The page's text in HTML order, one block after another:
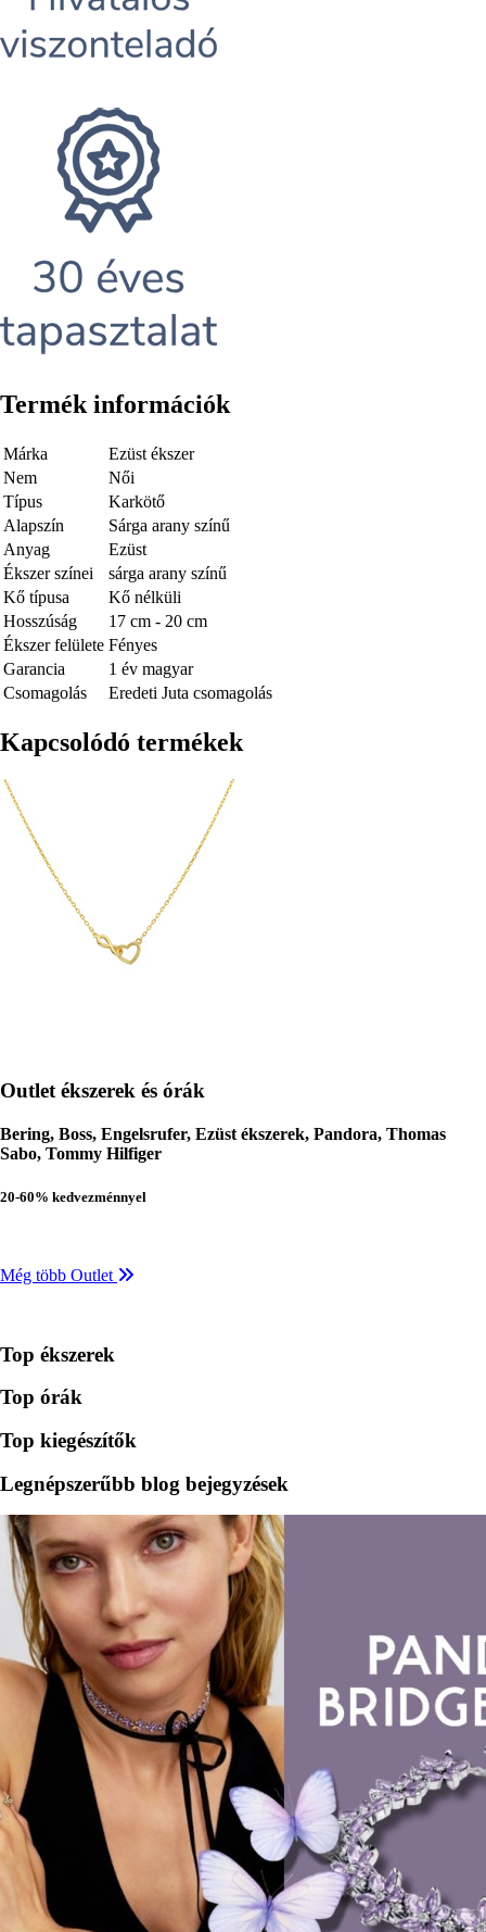
Termék információk
Márka
Ezüst ékszer
Nem
Női
Típus
Karkötő
Alapszín
Sárga arany színű
Anyag
Ezüst
Ékszer színei
sárga arany színű
Kő típusa
Kő nélküli
Hosszúság
17 cm - 20 cm
Ékszer felülete Fényes
Garancia
1 év magyar
Csomagolás
Eredeti Juta csomagolás
Kapcsolódó termékek
Kép
Outlet ékszerek és órák
Bering, Boss, Engelsrufer, Ezüst ékszerek, Pandora, Thomas
Sabo, Tommy Hilfiger
20-60% kedvezménnyel
Még több Outlet
Top ékszerek
Top órák
Top kiegészítők
Legnépszerűbb blog bejegyzések